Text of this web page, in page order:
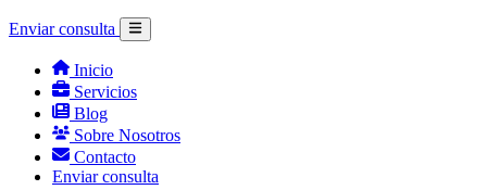
Enviar consulta
Inicio
Servicios
Blog
Sobre Nosotros
Contacto
Enviar consulta